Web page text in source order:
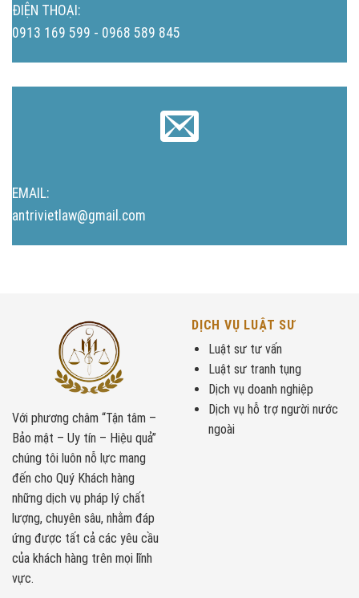
ĐIỆN THOẠI:
0913 169 599 - 0968 589 845
EMAIL:
antrivietlaw@gmail.com
Với phương châm “Tận tâm –
Bảo mật – Uy tín – Hiệu quả”
chúng tôi luôn nỗ lực mang
đến cho Quý Khách hàng
những dịch vụ pháp lý chất
lượng, chuyên sâu, nhằm đáp
ứng được tất cả các yêu cầu
của khách hàng trên mọi lĩnh
vực.
DỊCH VỤ LUẬT SƯ
Luật sư tư vấn
Luật sư tranh tụng
Dịch vụ doanh nghiệp
Dịch vụ hỗ trợ người nước
ngoài